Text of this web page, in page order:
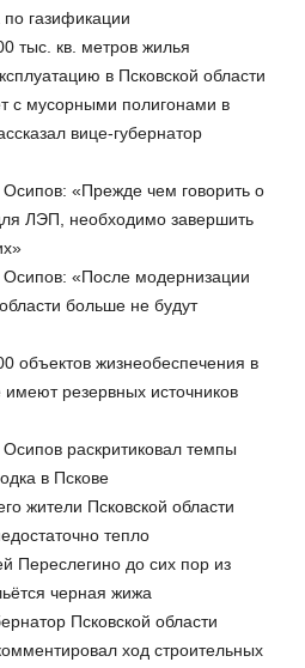
газификации
тыс. кв. метров жилья
в Псковской области
с мусорными полигонами в
вице-губернатор
«Прежде чем говорить о
ЛЭП, необходимо завершить
«После модернизации
больше не будут
объектов жизнеобеспечения в
имеют резервных источников
раскритиковал темпы
в Пскове
жители Псковской области
тепло
Переслегино до сих пор из
черная жижа
Псковской области
ход строительных